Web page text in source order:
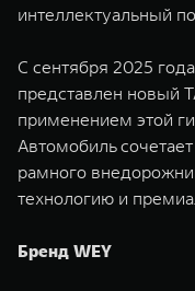
интеллектуальный
С сентября 2025
представлен новый
применением этой
Автомобиль
рамного
технологию и
Бренд WEY